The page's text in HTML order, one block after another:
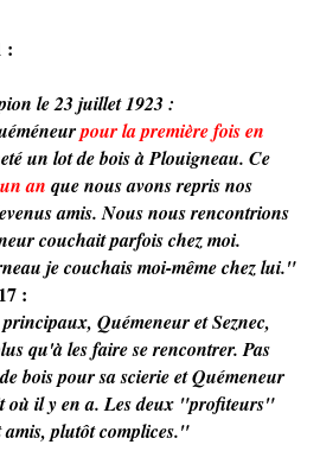
:
le 23 juillet 1923 :
pour la première fois en
un lot de bois à Plouigneau. Ce
an que nous avons repris nos
amis. Nous nous rencontrions
couchait parfois chez moi.
je couchais moi-même chez lui."
:
Quémeneur et Seznec,
qu'à les faire se rencontrer. Pas
bois pour sa scierie et Quémeneur
où il y en a. Les deux "profiteurs"
plutôt complices."